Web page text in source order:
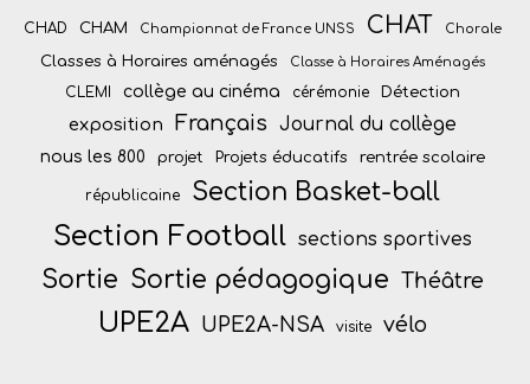
CHAD CHAM Championnat de France UNSS CHAT Chorale
Classes à Horaires aménagés Classe à Horaires Aménagés
CLEMI collège au cinéma cérémonie Détection
exposition Français Journal du collège
nous les 800 projet Projets éducatifs rentrée scolaire
républicaine Section Basket-ball
Section Football sections sportives
Sortie Sortie pédagogique Théâtre
UPE2A UPE2A-NSA visite vélo